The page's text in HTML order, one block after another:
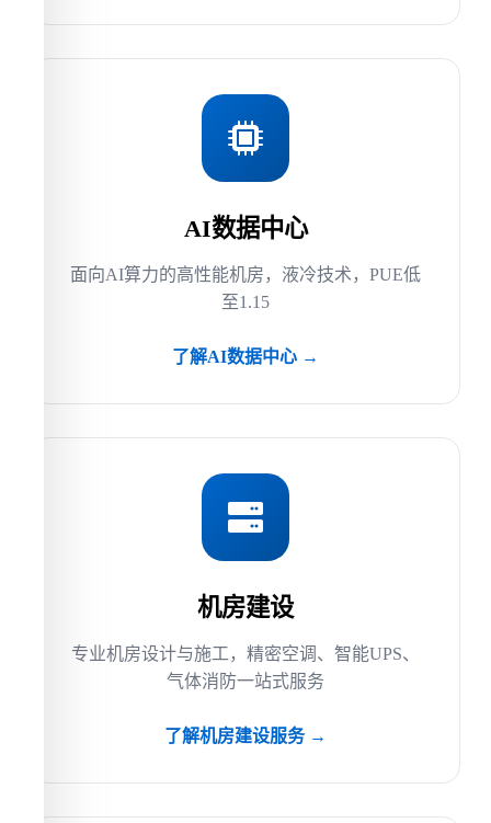
AI数据中心
面向AI算力的高性能机房，液冷技术，PUE低
至1.15
了解AI数据中心 →
机房建设
专业机房设计与施工，精密空调、智能UPS、
气体消防一站式服务
了解机房建设服务 →